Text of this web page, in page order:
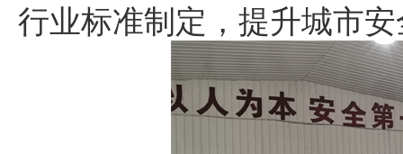
行业标准制定，提升城市